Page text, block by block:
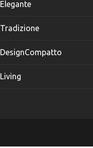
Elegante
Tradizione
DesignCompatto
Living